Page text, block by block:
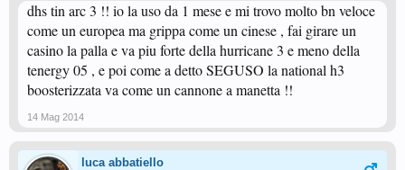
dhs tin arc 3 !! io la uso da 1 mese e mi trovo molto bn veloce
come un europea ma grippa come un cinese , fai girare un
casino la palla e va piu forte della hurricane 3 e meno della
tenergy 05 , e poi come a detto SEGUSO la national h3
boosterizzata va come un cannone a manetta !!
14 Mag 2014
luca abbatiello